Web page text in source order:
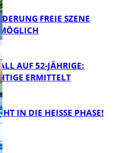
FREIE SZENE
AUF 52-JÄHRIGE:
ERMITTELT
IN DIE HEISSE PHASE!